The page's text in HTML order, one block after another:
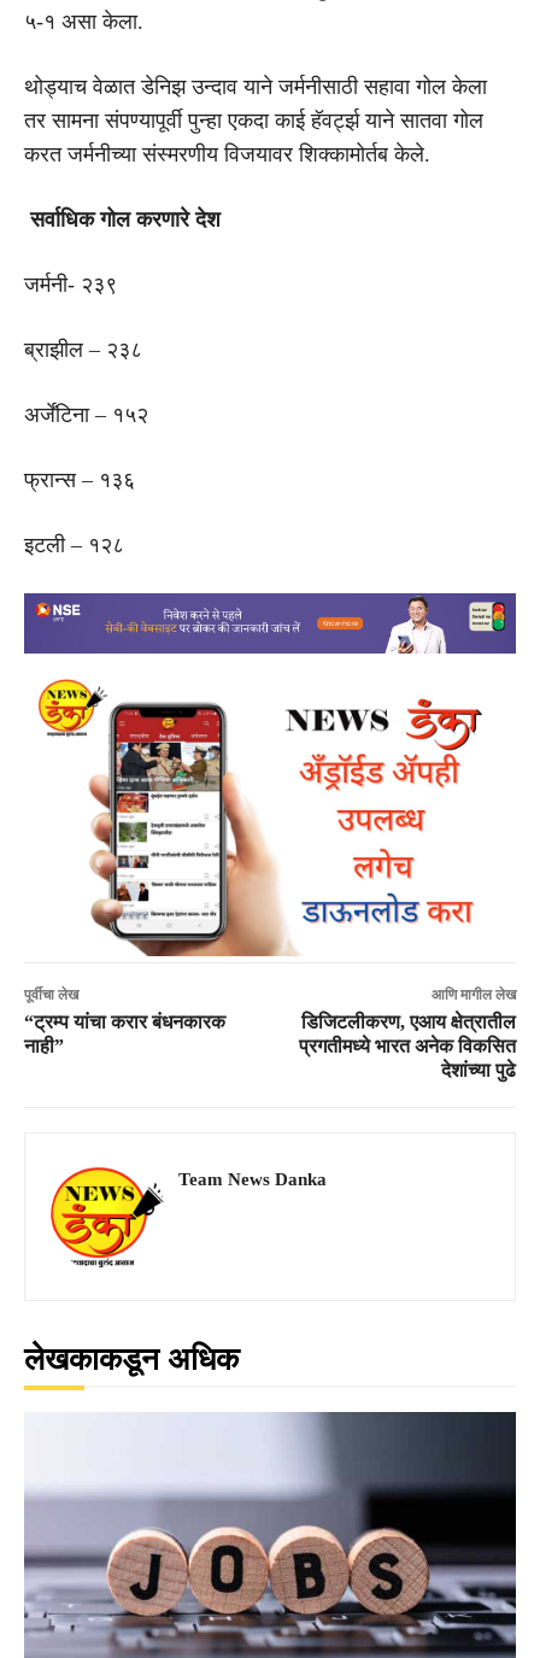
५-१ असा केला.
थोड्याच वेळात डेनिझ उन्दाव याने जर्मनीसाठी सहावा गोल केला
तर सामना संपण्यापूर्वी पुन्हा एकदा काई हॅवर्ट्झ याने सातवा गोल
करत जर्मनीच्या संस्मरणीय विजयावर शिक्कामोर्तब केले.
सर्वाधिक गोल करणारे देश
जर्मनी- २३९
ब्राझील – २३८
अर्जेंटिना – १५२
फ्रान्स – १३६
इटली – १२८
पूर्वीचा लेख
“ट्रम्प यांचा करार बंधनकारक
नाही”
आणि मागील लेख
डिजिटलीकरण, एआय क्षेत्रातील
प्रगतीमध्ये भारत अनेक विकसित
देशांच्या पुढे
Team News Danka
लेखकाकडून अधिक